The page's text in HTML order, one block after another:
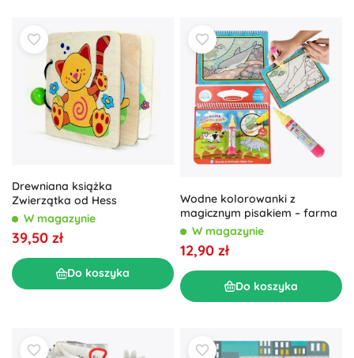
Drewniana książka
Zwierzątka od Hess
W magazynie
39,50 zł
Do koszyka
Wodne kolorowanki z
magicznym pisakiem – farma
W magazynie
12,90 zł
Do koszyka